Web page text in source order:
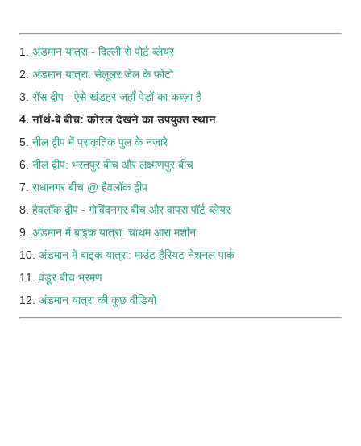
1. अंडमान यात्रा - दिल्ली से पोर्ट ब्लेयर
2. अंडमान यात्रा: सेलूलर जेल के फोटो
3. रॉस द्वीप - ऐसे खंड़हर जहाँ पेड़ों का कब्ज़ा है
4. नॉर्थ-बे बीच: कोरल देखने का उपयुक्त स्थान
5. नील द्वीप में प्राकृतिक पुल के नज़ारे
6. नील द्वीप: भरतपुर बीच और लक्ष्मणपुर बीच
7. राधानगर बीच @ हैवलॉक द्वीप
8. हैवलॉक द्वीप - गोविंदनगर बीच और वापस पॉर्ट ब्लेयर
9. अंडमान में बाइक यात्रा: चाथम आरा मशीन
10. अंडमान में बाइक यात्रा: माउंट हैरियट नेशनल पार्क
11. वंडूर बीच भ्रमण
12. अंडमान यात्रा की कुछ वीडियो